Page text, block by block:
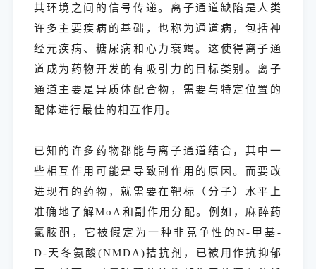
其环境之间的信号传递。离子通道缺陷是人类
许多主要疾病的基础，也称为通道病，包括神
经元疾病、糖尿病和心力衰竭。这使得离子通
道成为药物开发的有吸引力的目标类别。离子
通道主要是异质体配合物，需要与特定位置的
配体进行最佳的相互作用。
已知的许多药物都能与离子通道结合，其中一
些相互作用可能是导致副作用的原因。而要改
进现有的药物，就需要在靶标（分子）水平上
准确地了解MoA和副作用分配。例如，麻醉药
氯胺酮，它被假定为一种非竞争性的N-甲基-
D-天冬氨酸(NMDA)拮抗剂，已被用作抗抑郁